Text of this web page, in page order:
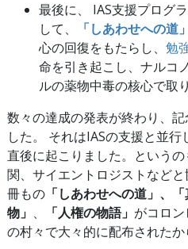
最後に、 IAS支援プログ
して、
「しあわせへの道」
心の回復をもたらし、 勉
命を引き起こし、ナルコ
ルの薬物中毒の核心で取
数々の達成の発表が終わり、
した。 それはIASの支援と並行
直後に起こりました。という
関、サイエントロジストなど
冊もの 「しあわせへの道」、
物」 、 「人権の物語」 がコロ
の村々で大々的に配布されたか